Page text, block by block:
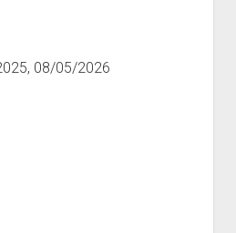
ploeg Gambiet Opwijk 6
Reeks 1
08/05/2026